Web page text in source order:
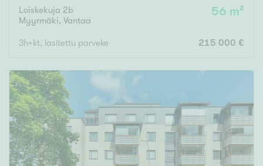
Loiskekuja 2b
Myyrmäki, Vantaa
56 m²
3h+kt, lasitettu parveke 215 000 €